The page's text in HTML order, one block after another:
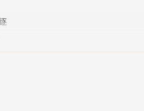
表第一部作品，如今已是丹麥當代